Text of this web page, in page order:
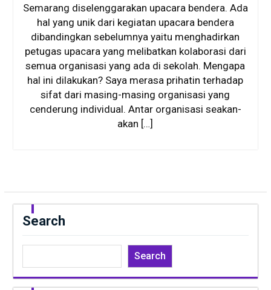
Semarang diselenggarakan upacara bendera. Ada
hal yang unik dari kegiatan upacara bendera
dibandingkan sebelumnya yaitu menghadirkan
petugas upacara yang melibatkan kolaborasi dari
semua organisasi yang ada di sekolah. Mengapa
hal ini dilakukan? Saya merasa prihatin terhadap
sifat dari masing-masing organisasi yang
cenderung individual. Antar organisasi seakan-
akan […]
Search
Search